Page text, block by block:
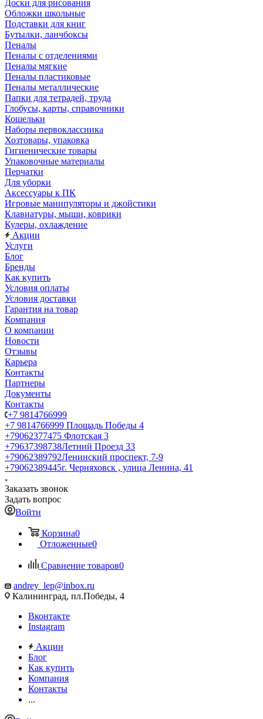
Доски для рисования
Обложки школьные
Подставки для книг
Бутылки, ланчбоксы
Пеналы
Пеналы с отделениями
Пеналы мягкие
Пеналы пластиковые
Пеналы металлические
Папки для тетрадей, труда
Глобусы, карты, справочники
Кошельки
Наборы первоклассника
Хозтовары, упаковка
Гигиенические товары
Упаковочные материалы
Перчатки
Для уборки
Аксессуары к ПК
Игровые манипуляторы и джойстики
Клавиатуры, мыши, коврики
Кулеры, охлаждение
Акции
Услуги
Блог
Бренды
Как купить
Условия оплаты
Условия доставки
Гарантия на товар
Компания
О компании
Новости
Отзывы
Карьера
Контакты
Партнеры
Документы
Контакты
+7 9814766999
+7 9814766999 Площадь Победы 4
+79062377475 Флотская 3
+79637398738Летний Проезд 33
+79062389792Ленинский проспект, 7-9
+79062389445г. Черняховск , улица Ленина, 41
Заказать звонок
Задать вопрос
Войти
Корзина0
Отложенные0
Сравнение товаров0
andrey_lep@inbox.ru
Калининград, пл.Победы, 4
Вконтакте
Instagram
Акции
Блог
Как купить
Компания
Контакты
...